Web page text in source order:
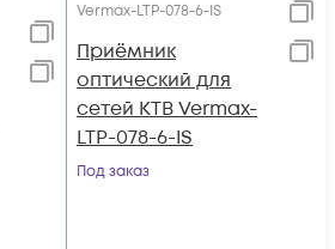
Vermax-LTP-078-6-IS
Приёмник
оптический для
сетей КТВ Vermax-
LTP-078-6-IS
Под заказ